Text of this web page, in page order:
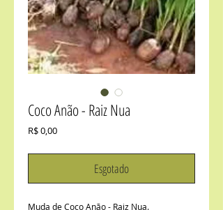
Coco Anão - Raiz Nua
R$ 0,00Preço
Esgotado
Muda de Coco Anão - Raiz Nua.